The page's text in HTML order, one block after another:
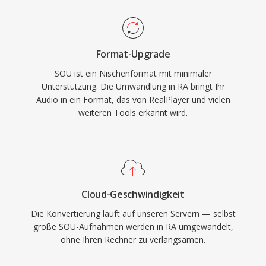
unmittelbar ist, da die Roh-PCM-Samples ohne
Transkodierung in einen WAV- oder AIFF-
Header verpackt werden können.
Millionen PCs installiert, und Sender wie die
BBC und NPR setzten auf RealAudio für Online-
Streams. Ein bleibender technischer Beitrag war
das Konzept des adaptiven Bitraten-
Streamings, das spätere Standards wie HLS
und DASH beeinflusste. Obwohl von modernen
Radio, die für die Wiedergabe auf aktuellen
Geräten konvertiert werden müssen.
Format-Upgrade
SOU ist ein Nischenformat mit minimaler
Unterstützung. Die Umwandlung in RA bringt Ihr
Audio in ein Format, das von RealPlayer und vielen
weiteren Tools erkannt wird.
Cloud-Geschwindigkeit
Die Konvertierung läuft auf unseren Servern — selbst
große SOU-Aufnahmen werden in RA umgewandelt,
ohne Ihren Rechner zu verlangsamen.